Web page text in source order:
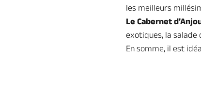
les meilleurs
Le Cabernet
exotiques, la
En somme, il est